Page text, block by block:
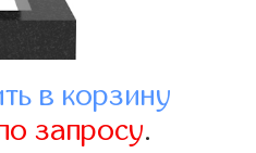
в корзину
запросу.